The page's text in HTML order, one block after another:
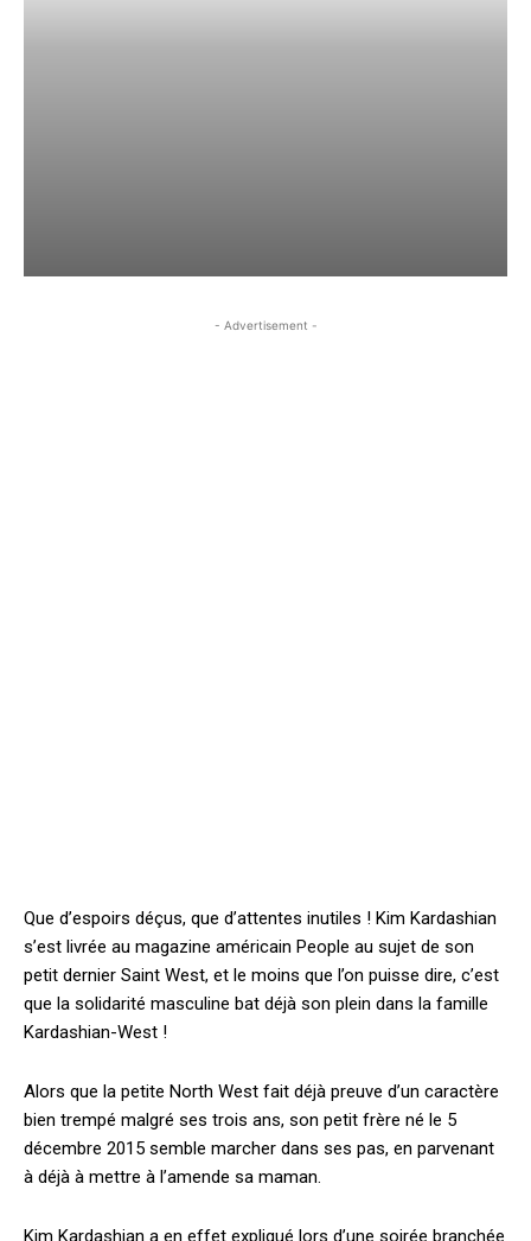
- Advertisement -
Que d’espoirs déçus, que d’attentes inutiles ! Kim Kardashian
s’est livrée au magazine américain People au sujet de son
petit dernier Saint West, et le moins que l’on puisse dire, c’est
que la solidarité masculine bat déjà son plein dans la famille
Kardashian-West !
Alors que la petite North West fait déjà preuve d’un caractère
bien trempé malgré ses trois ans, son petit frère né le 5
décembre 2015 semble marcher dans ses pas, en parvenant
à déjà à mettre à l’amende sa maman.
Kim Kardashian a en effet expliqué lors d’une soirée branchée